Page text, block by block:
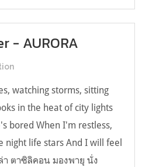
- AURORA
watching storms, sitting
in the heat of city lights
bored When I'm restless,
night life stars And I will feel
า ตาซิลิคอน มองพายุ นั่ง